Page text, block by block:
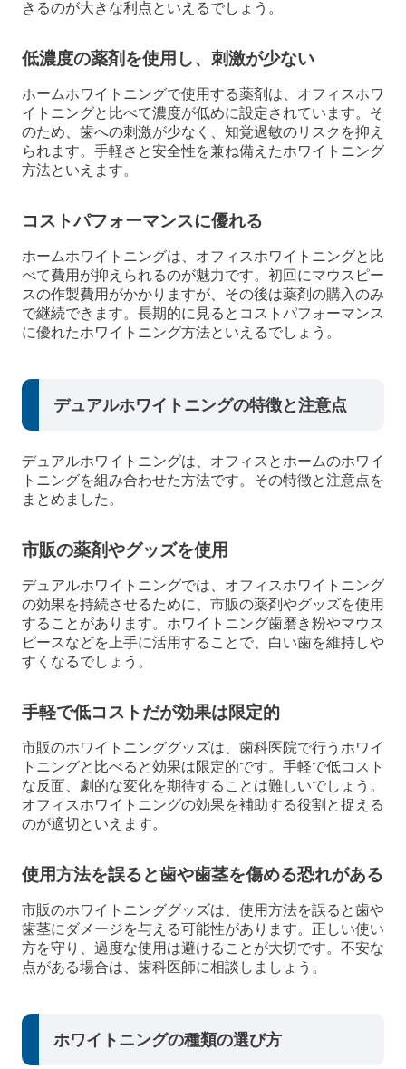
きるのが大きな利点といえるでしょう。
低濃度の薬剤を使用し、刺激が少ない
ホームホワイトニングで使用する薬剤は、オフィスホワ
イトニングと比べて濃度が低めに設定されています。そ
のため、歯への刺激が少なく、知覚過敏のリスクを抑え
られます。手軽さと安全性を兼ね備えたホワイトニング
方法といえます。
コストパフォーマンスに優れる
ホームホワイトニングは、オフィスホワイトニングと比
べて費用が抑えられるのが魅力です。初回にマウスピー
スの作製費用がかかりますが、その後は薬剤の購入のみ
で継続できます。長期的に見るとコストパフォーマンス
に優れたホワイトニング方法といえるでしょう。
デュアルホワイトニングの特徴と注意点
デュアルホワイトニングは、オフィスとホームのホワイ
トニングを組み合わせた方法です。その特徴と注意点を
まとめました。
市販の薬剤やグッズを使用
デュアルホワイトニングでは、オフィスホワイトニング
の効果を持続させるために、市販の薬剤やグッズを使用
することがあります。ホワイトニング歯磨き粉やマウス
ピースなどを上手に活用することで、白い歯を維持しや
すくなるでしょう。
手軽で低コストだが効果は限定的
市販のホワイトニンググッズは、歯科医院で行うホワイ
トニングと比べると効果は限定的です。手軽で低コスト
な反面、劇的な変化を期待することは難しいでしょう。
オフィスホワイトニングの効果を補助する役割と捉える
のが適切といえます。
使用方法を誤ると歯や歯茎を傷める恐れがある
市販のホワイトニンググッズは、使用方法を誤ると歯や
歯茎にダメージを与える可能性があります。正しい使い
方を守り、過度な使用は避けることが大切です。不安な
点がある場合は、歯科医師に相談しましょう。
ホワイトニングの種類の選び方